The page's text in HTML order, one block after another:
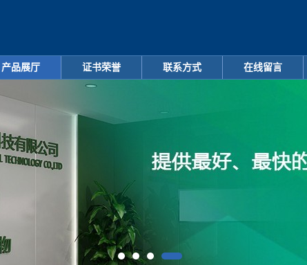
产品展厅 证书荣誉 联系方式 在线留言